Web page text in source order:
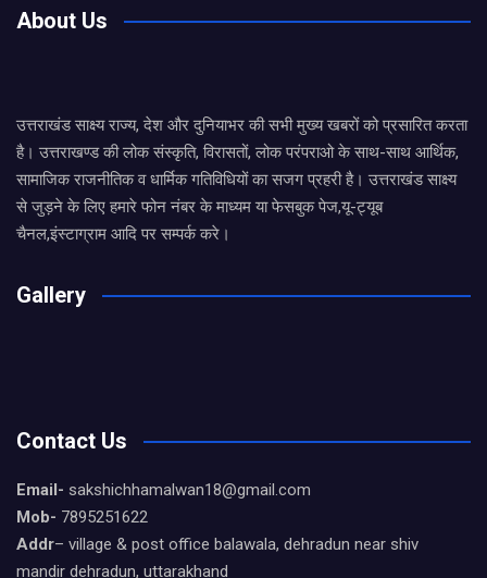
About Us
उत्तराखंड साक्ष्य राज्य, देश और दुनियाभर की सभी मुख्य खबरों को प्रसारित करता
है। उत्तराखण्ड की लोक संस्कृति, विरासतों, लोक परंपराओ के साथ-साथ आर्थिक,
सामाजिक राजनीतिक व धार्मिक गतिविधियों का सजग प्रहरी है। उत्तराखंड साक्ष्य
से जुड़ने के लिए हमारे फोन नंबर के माध्यम या फेसबुक पेज,यू-ट्यूब
चैनल,इंस्टाग्राम आदि पर सम्पर्क करे।
Gallery
Contact Us
Email- sakshichhamalwan18@gmail.com
Mob- 7895251622
Addr– village & post office balawala, dehradun near shiv
mandir dehradun, uttarakhand